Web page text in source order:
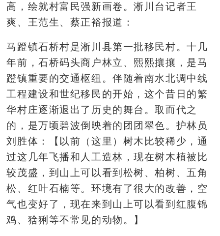
高，绘就村富民强新画卷。淅川台记者王
爽、王范生、蔡正裕报道：
马蹬镇石桥村是淅川县第一批移民村。十几
年前，石桥码头商户林立、熙熙攘攘，是马
蹬镇重要的交通枢纽。伴随着南水北调中线
工程建设和世纪移民的开始，这个昔日的繁
华村庄逐渐退出了历史的舞台。取而代之
的，是万顷碧波倒映着的团团翠色。护林员
刘胜体：【以前（这里）树木比较稀少，通
过这几年飞播和人工造林，现在树木植被比
较茂盛，到山上可以看到松树、柏树、五角
松、红叶石楠等。环境有了很大的改善，空
气也变好了，现在来到山上可以看到红腹锦
鸡、猞猁等不常见的动物。】